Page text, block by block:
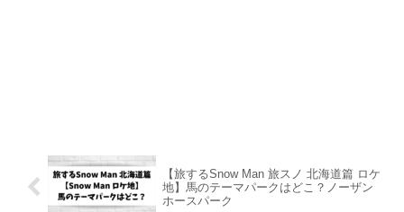
【旅するSnow Man 旅スノ 北海道篇 ロケ
地】馬のテーマパークはどこ？ノーザン
ホースパーク